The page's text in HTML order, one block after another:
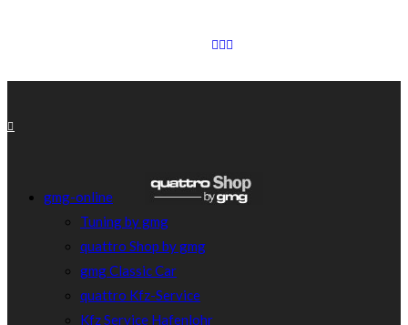
gmg-online
Tuning by gmg
quattro Shop by gmg
gmg Classic Car
quattro Kfz-Service
Kfz Service Hafenlohr